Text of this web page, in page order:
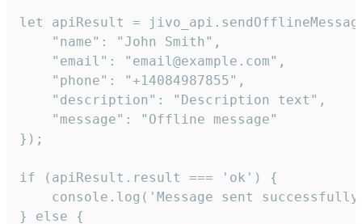
let apiResult =
    "name": "John Smith",
    "email": "email@example.com",
    "phone": "+14084987855",
    "description": "Description text",
    "message": "Offline message"
});
if (apiResult.result === 'ok') {
console.log('Message sent
} else {